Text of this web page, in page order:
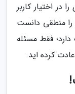
در اختیار کاربر
را منطقی دانست
فقط مسئله
کرده اید.